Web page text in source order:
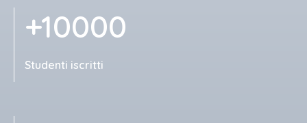
+10000
Studenti iscritti